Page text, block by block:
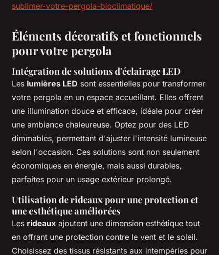
sublimer-votre-pergola-bioclimatique/
Éléments décoratifs et fonctionnels
pour votre pergola
Intégration de solutions d'éclairage LED
Les lumières LED sont essentielles pour transformer
votre pergola en un espace accueillant. Elles offrent
une illumination douce et efficace, idéale pour créer
une ambiance chaleureuse. Optez pour des LED
dimmables, permettant d'ajuster l'intensité lumineuse
selon l'occasion. Ces solutions sont non seulement
économiques en énergie, mais aussi durables,
parfaites pour un usage extérieur prolongé.
Utilisation de rideaux pour une protection et
une esthétique améliorées
Les rideaux ajoutent une dimension esthétique tout
en offrant une protection contre le vent et le soleil.
Choisissez des tissus résistants aux intempéries pour